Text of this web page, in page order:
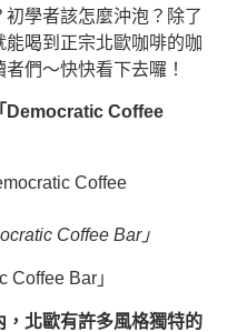
學者該怎麼沖泡？除了
喝到正宗北歐咖啡的咖
們～快快看下去囉！
Democratic Coffee
Coffee Bar」
Bar」
北歐有許多風格獨特的